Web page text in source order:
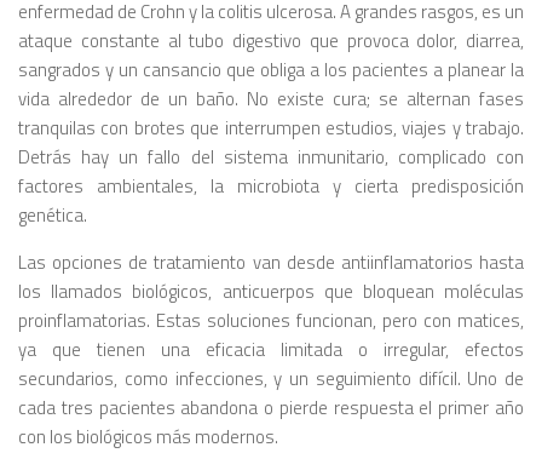
enfermedad de Crohn y la colitis ulcerosa. A grandes rasgos, es un
ataque constante al tubo digestivo que provoca dolor, diarrea,
sangrados y un cansancio que obliga a los pacientes a planear la
vida alrededor de un baño. No existe cura; se alternan fases
tranquilas con brotes que interrumpen estudios, viajes y trabajo.
Detrás hay un fallo del sistema inmunitario, complicado con
factores ambientales, la microbiota y cierta predisposición
genética.
Las opciones de tratamiento van desde antiinflamatorios hasta
los llamados biológicos, anticuerpos que bloquean moléculas
proinflamatorias. Estas soluciones funcionan, pero con matices,
ya que tienen una eficacia limitada o irregular, efectos
secundarios, como infecciones, y un seguimiento difícil. Uno de
cada tres pacientes abandona o pierde respuesta el primer año
con los biológicos más modernos.